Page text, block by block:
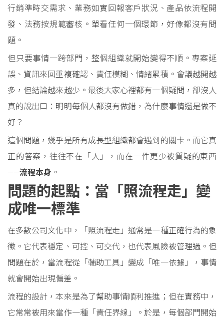
行銷準時交需求、業務如實回報客戶狀況、產品依流程開
發、法務按規範審核。單看任何一個環節，好像都沒有問
題。
但只要事情一跨部門，整個組織就開始變得不順。專案延
誤、資訊來回重複確認、責任模糊、情緒累積。會議越開越
多，但結論越來越少。最後大家心裡都有一個疑問，卻沒人
真的說出口：明明每個人都沒有做錯，為什麼事情還是做不
好？
這個問題，幾乎是所有成長型組織都會遇到的關卡。而它真
正的答案，往往不在「人」，而在一件更少被質疑的東西
——流程本身 。
問題的起點：當「照流程走」變
成唯一標準
在多數公司文化中，「照流程走」通常是一種正確行為的象
徵。它代表穩定、可控、可交代，也代表風險被管理過。但
問題在於，當流程從「輔助工具」變成「唯一依據」，事情
就會開始出現偏差。
流程的設計，本來是為了幫助事情順利推進；但在實務中，
它常常被用來當作一種「責任界線」。於是，每個部門開始